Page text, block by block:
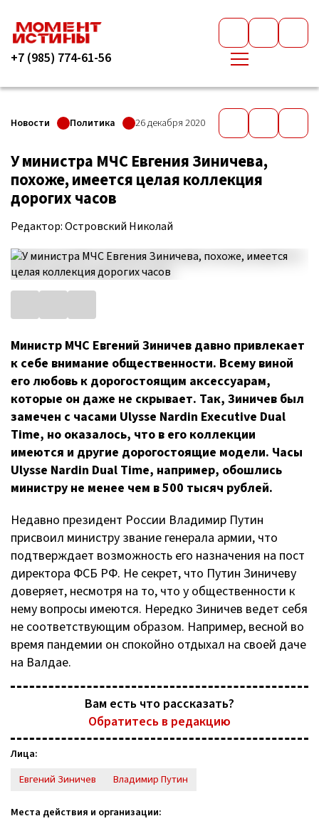
+7 (985) 774-61-56
Новости Политика 26 декабря 2020
У министра МЧС Евгения Зиничева,
похоже, имеется целая коллекция
дорогих часов
Редактор: Островский Николай
Министр МЧС Евгений Зиничев давно привлекает
к себе внимание общественности. Всему виной
его любовь к дорогостоящим аксессуарам,
которые он даже не скрывает. Так, Зиничев был
замечен с часами Ulysse Nardin Executive Dual
Time, но оказалось, что в его коллекции
имеются и другие дорогостоящие модели. Часы
Ulysse Nardin Dual Time, например, обошлись
министру не менее чем в 500 тысяч рублей.
Недавно президент России Владимир Путин
присвоил министру звание генерала армии, что
подтверждает возможность его назначения на пост
директора ФСБ РФ. Не секрет, что Путин Зиничеву
доверяет, несмотря на то, что у общественности к
нему вопросы имеются. Нередко Зиничев ведет себя
не соответствующим образом. Например, весной во
время пандемии он спокойно отдыхал на своей даче
на Валдае.
Вам есть что рассказать?
Обратитесь в редакцию
Лица:
Евгений Зиничев
Владимир Путин
Места действия и организации: